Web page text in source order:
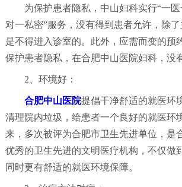
为保护患者隐私，中山妇科实行“一医
对一私密”服务，没有得到患者允许，除
是不得进入诊室的。此外，应需而变的预
保护患者隐私，在合肥中山医院妇科，没
2、环境好：
合肥中山医院提倡干净舒适的就医环
清理院内垃圾，给患者一个良好的就医环
来，多次被评为合肥市卫生先进单位，是
优秀的卫生先进的文明医疗机构，不仅做
同时更有舒适的就医环境保障。